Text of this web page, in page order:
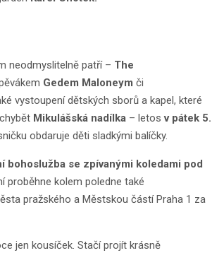
neodmyslitelně patří – The
Gedem Maloneym či
vystoupení dětských sborů a kapel, které
Mikulášská nadílka – letosv pátek 5.
obdaruje děti sladkými balíčky.
bohoslužba se zpívanými koledami pod
proběhne kolem poledne také
pražského a Městskou částí Praha 1 za
jen kousíček. Stačí projít krásně